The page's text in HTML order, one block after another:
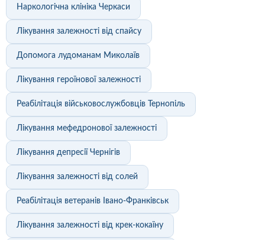
Наркологічна клініка Черкаси
Лікування залежності від спайсу
Допомога лудоманам Миколаїв
Лікування героїнової залежності
Реабілітація військовослужбовців Тернопіль
Лікування мефедронової залежності
Лікування депресії Чернігів
Лікування залежності від солей
Реабілітація ветеранів Івано-Франківськ
Лікування залежності від крек-кокаїну